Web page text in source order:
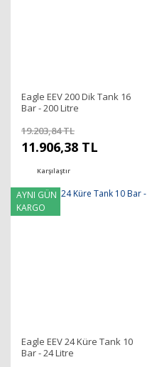
Eagle EEV 200 Dik Tank 16
Bar - 200 Litre
19.203,84 TL
11.906,38 TL
Karşılaştır
AYNI GÜN
KARGO
Eagle EEV 24 Küre Tank 10
Bar - 24 Litre